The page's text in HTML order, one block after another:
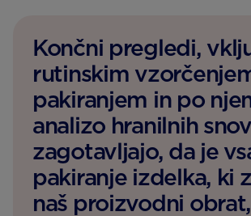
Končni pregledi,
rutinskim
pakiranjem in po
analizo hranilnih
zagotavljajo, da je
pakiranje izdelka, ki
naš proizvodni obrat,